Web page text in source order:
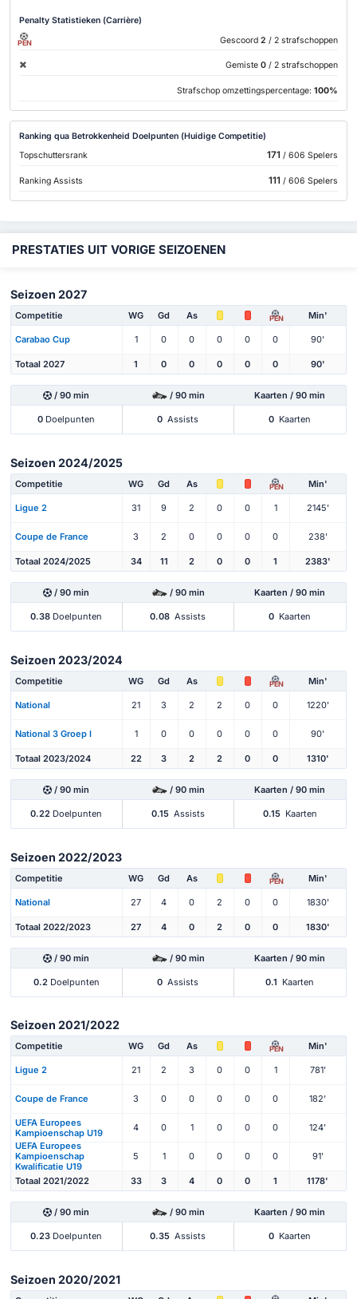
Penalty Statistieken (Carrière)
PEN Gescoord 2 / 2 strafschoppen
Gemiste 0 / 2 strafschoppen
Strafschop omzettingspercentage: 100%
Ranking qua Betrokkenheid Doelpunten (Huidige Competitie)
Topschuttersrank
171 / 606 Spelers
Ranking Assists 111 / 606 Spelers
PRESTATIES UIT VORIGE SEIZOENEN
Seizoen 2027
Competitie WG Gd As PEN Min'
Carabao Cup 1 0 0 0 0 0 90'
Totaal 2027 1 0 0 0 0 0 90'
/ 90 min / 90 min Kaarten / 90 min
0 Doelpunten 0 Assists 0 Kaarten
Seizoen 2024/2025
Competitie WG Gd As PEN Min'
Ligue 2 31 9 2 0 0 1 2145'
Coupe de France 3 2 0 0 0 0 238'
Totaal 2024/2025 34 11 2 0 0 1 2383'
/ 90 min / 90 min Kaarten / 90 min
0.38 Doelpunten 0.08 Assists 0 Kaarten
Seizoen 2023/2024
Competitie WG Gd As PEN Min'
National 21 3 2 2 0 0 1220'
National 3 Groep I 1 0 0 0 0 0 90'
Totaal 2023/2024 22 3 2 2 0 0 1310'
/ 90 min / 90 min Kaarten / 90 min
0.22 Doelpunten 0.15 Assists 0.15 Kaarten
Seizoen 2022/2023
Competitie WG Gd As PEN Min'
National 27 4 0 2 0 0 1830'
Totaal 2022/2023 27 4 0 2 0 0 1830'
/ 90 min / 90 min Kaarten / 90 min
0.2 Doelpunten 0 Assists 0.1 Kaarten
Seizoen 2021/2022
Competitie WG Gd As PEN Min'
Ligue 2 21 2 3 0 0 1 781'
Coupe de France 3 0 0 0 0 0 182'
UEFA Europees
Kampioenschap U19
4 0 1 0 0 0
124'
UEFA Europees
Kampioenschap
Kwalificatie U19
5 1 0 0 0 0 91'
Totaal 2021/2022 33 3 4 0 0 1 1178'
/ 90 min / 90 min Kaarten / 90 min
0.23 Doelpunten 0.35 Assists 0 Kaarten
Seizoen 2020/2021